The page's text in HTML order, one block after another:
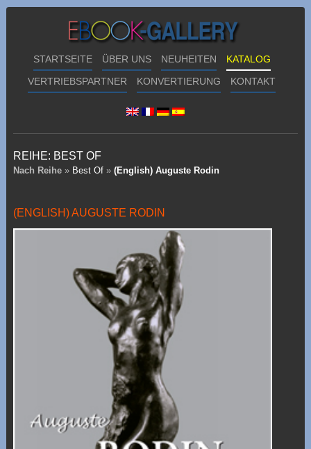
STARTSEITE ÜBER UNS NEUHEITEN
KATALOG
VERTRIEBSPARTNER
KONVERTIERUNG KONTAKT
REIHE: BEST OF
Nach Reihe» Best Of» (English) Auguste Rodin
(ENGLISH) AUGUSTE RODIN